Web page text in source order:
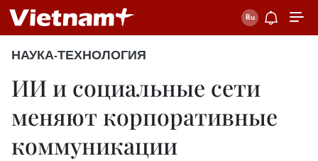
НАУКА-ТЕХНОЛОГИЯ
ИИ и социальные сети
меняют корпоративные
коммуникации